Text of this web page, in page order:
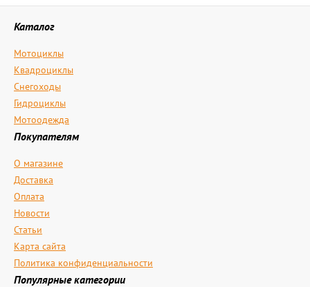
Каталог
Мотоциклы
Квадроциклы
Снегоходы
Гидроциклы
Мотоодежда
Покупателям
О магазине
Доставка
Оплата
Новости
Статьи
Карта сайта
Политика конфиденциальности
Популярные категории